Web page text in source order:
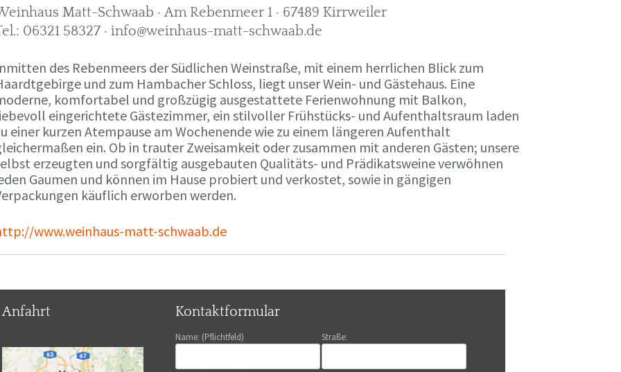
Matt-Schwaab · Am Rebenmeer 1 · 67489 Kirrweiler
06321 58327 · info@weinhaus-matt-schwaab.de
des Rebenmeers der Südlichen Weinstraße, mit einem herrlichen Blick zum
und zum Hambacher Schloss, liegt unser Wein- und Gästehaus. Eine
komfortabel und großzügig ausgestattete Ferienwohnung mit Balkon,
eingerichtete Gästezimmer, ein stilvoller Frühstücks- und Aufenthaltsraum laden
einer kurzen Atempause am Wochenende wie zu einem längeren Aufenthalt
ein. Ob in trauter Zweisamkeit oder zusammen mit anderen Gästen; unsere
erzeugten und sorgfältig ausgebauten Qualitäts- und Prädikatsweine verwöhnen
Gaumen und können im Hause probiert und verkostet, sowie in gängigen
käuflich erworben werden.
www.weinhaus-matt-schwaab.de
Anfahrt Kontaktformular
Name: (Pflichtfeld) Straße: